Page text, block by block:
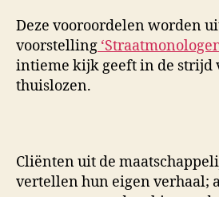
Deze vooroordelen worden
voorstelling
intieme kijk geeft in de strijd
thuislozen.
Cliënten uit de
vertellen hun eigen verhaal;